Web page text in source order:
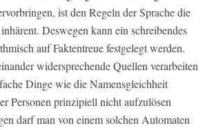
ist den Regeln der Sprache die
Deswegen kann ein schreibendes
auf Faktentreue festgelegt werden.
widersprechende Quellen verarbeiten
Dinge wie die Namensgleichheit
Personen prinzipiell nicht aufzulösen
darf man von einem solchen Automaten